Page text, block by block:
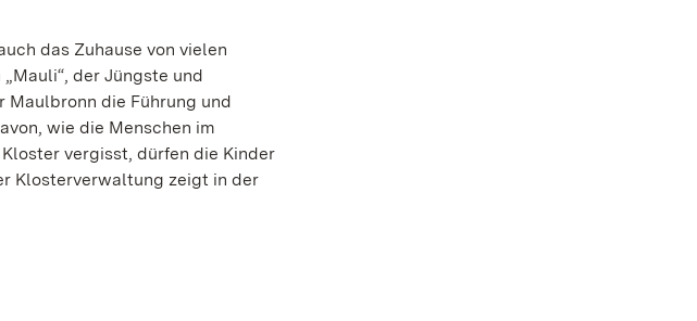
das Zuhause von vielen
der Jüngste und
Maulbronn die Führung und
wie die Menschen im
vergisst, dürfen die Kinder
Klosterverwaltung zeigt in der